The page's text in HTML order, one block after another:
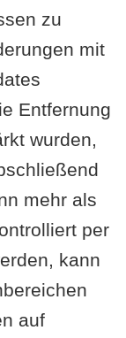
zu
mit
Entfernung
wurden,
mehr als
per
kann
auf